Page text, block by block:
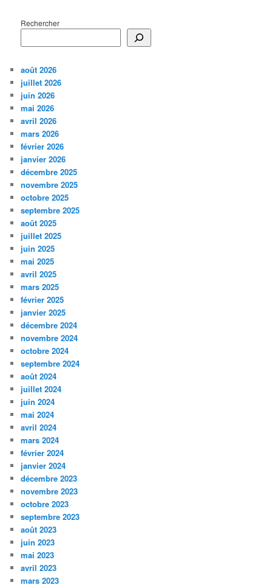
Rechercher
août 2026
juillet 2026
juin 2026
mai 2026
avril 2026
mars 2026
février 2026
janvier 2026
décembre 2025
novembre 2025
octobre 2025
septembre 2025
août 2025
juillet 2025
juin 2025
mai 2025
avril 2025
mars 2025
février 2025
janvier 2025
décembre 2024
novembre 2024
octobre 2024
septembre 2024
août 2024
juillet 2024
juin 2024
mai 2024
avril 2024
mars 2024
février 2024
janvier 2024
décembre 2023
novembre 2023
octobre 2023
septembre 2023
août 2023
juin 2023
mai 2023
avril 2023
mars 2023